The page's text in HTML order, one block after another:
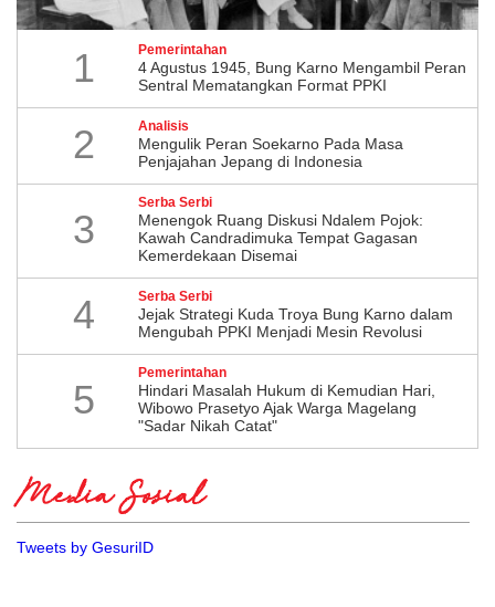
1 Pemerintahan
4 Agustus 1945, Bung Karno Mengambil Peran
Sentral Mematangkan Format PPKI
2 Analisis
Mengulik Peran Soekarno Pada Masa
Penjajahan Jepang di Indonesia
3
Serba Serbi
Menengok Ruang Diskusi Ndalem Pojok:
Kawah Candradimuka Tempat Gagasan
Kemerdekaan Disemai
4 Serba Serbi
Jejak Strategi Kuda Troya Bung Karno dalam
Mengubah PPKI Menjadi Mesin Revolusi
5
Pemerintahan
Hindari Masalah Hukum di Kemudian Hari,
Wibowo Prasetyo Ajak Warga Magelang
"Sadar Nikah Catat"
Media Sosial
Tweets by GesuriID